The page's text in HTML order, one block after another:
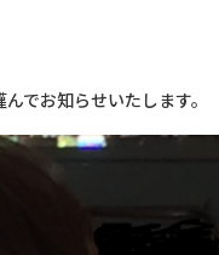
でお知らせいたします。